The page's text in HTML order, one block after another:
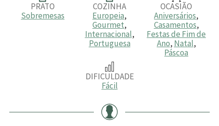
PRATO
Sobremesas
COZINHA
Europeia,
Gourmet,
Internacional,
Portuguesa
OCASIÃO
Aniversários,
Casamentos,
Festas de Fim de
Ano, Natal,
Páscoa
DIFICULDADE
Fácil